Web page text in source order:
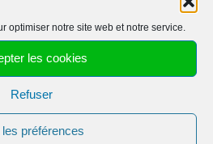
optimiser notre site web et notre service.
les cookies
Refuser
les préférences